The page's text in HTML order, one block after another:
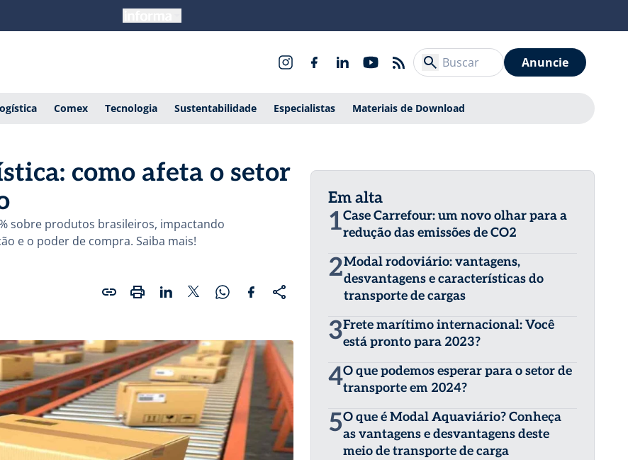
Anuncie
Comex Tecnologia Sustentabilidade Especialistas Materiais de Download
como afeta o setor
sobre produtos brasileiros, impactando
e o poder de compra. Saiba mais!
Em alta
1Case Carrefour: um novo olhar para a
redução das emissões de CO2
2Modal rodoviário: vantagens,
desvantagens e características do
transporte de cargas
3Frete marítimo internacional: Você
está pronto para 2023?
4O que podemos esperar para o setor de
transporte em 2024?
5O que é Modal Aquaviário? Conheça
as vantagens e desvantagens deste
meio de transporte de carga